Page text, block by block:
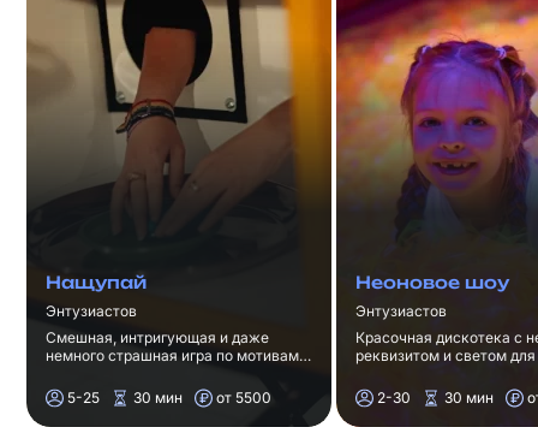
Нащупай
Энтузиастов
Смешная, интригующая и даже
немного страшная игра по мотивам
Барнауле.
5-25 30 мин от 5500
Неоновое шоу
Энтузиастов
Красочная дискотека с
реквизитом и светом для
2-30
30 мин